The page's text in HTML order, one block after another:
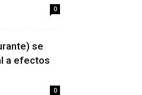
0
se
a efectos
0